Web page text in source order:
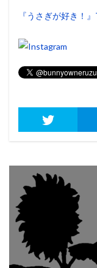
『うさぎが好き！